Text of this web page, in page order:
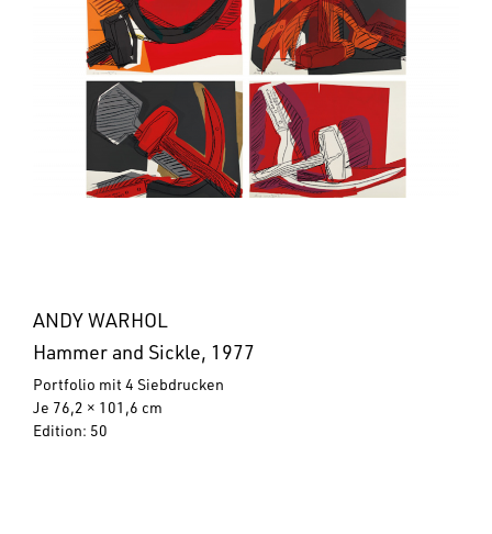
ANDY WARHOL
Hammer and Sickle, 1977
Portfolio mit 4 Siebdrucken
Je 76,2 × 101,6 cm
Edition: 50